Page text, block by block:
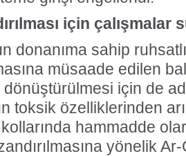
için çalışmalar
donanıma sahip
müsaade edilen
için de
toksik özelliklerinden
hammadde
yönelik